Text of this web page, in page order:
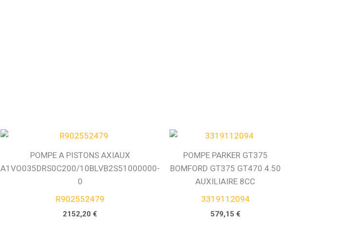
POMPE A PISTONS AXIAUX
A1VO035DRS0C200/10BLVB2S51000000-
0
R902552479
2152,20€
POMPE PARKER GT375
BOMFORD GT375 GT470 4.50
AUXILIAIRE 8CC
3319112094
579,15 €